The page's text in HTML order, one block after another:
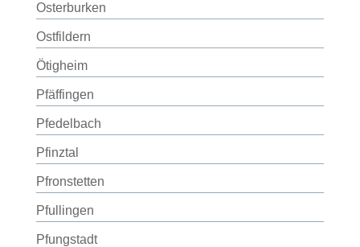
Osterburken
Ostfildern
Ötigheim
Pfäffingen
Pfedelbach
Pfinztal
Pfronstetten
Pfullingen
Pfungstadt